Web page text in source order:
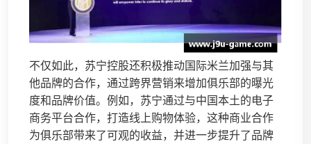
不仅如此，苏宁控股还积极推动国际米兰加强与其
他品牌的合作，通过跨界营销来增加俱乐部的曝光
度和品牌价值。例如，苏宁通过与中国本土的电子
商务平台合作，打造线上购物体验，这种商业合作
为俱乐部带来了可观的收益，并进一步提升了品牌